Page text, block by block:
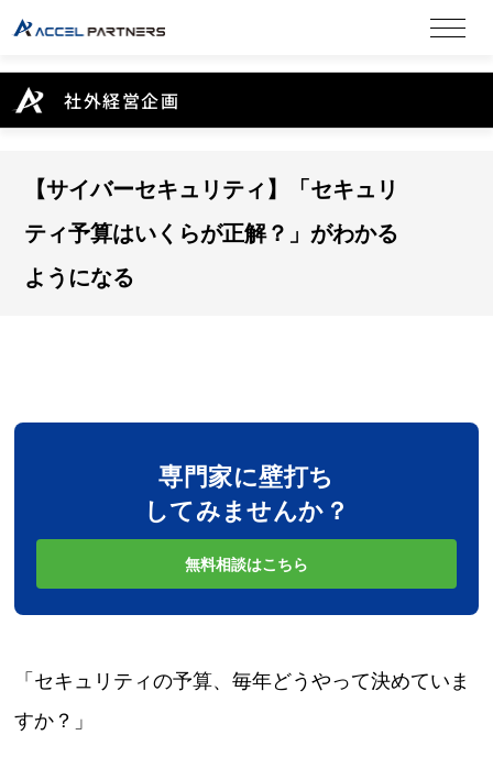
社外経営企画
【サイバーセキュリティ】「セキュリ
ティ予算はいくらが正解？」がわかる
ようになる
専門家に壁打ち
してみませんか？
無料相談はこちら
「セキュリティの予算、毎年どうやって決めていま
すか？」